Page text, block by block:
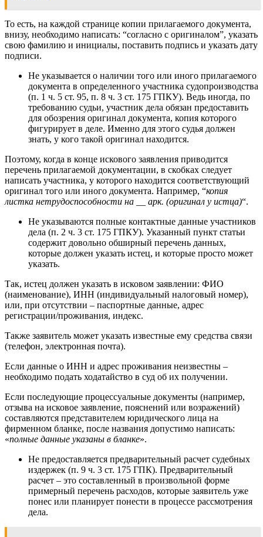
То есть, на каждой странице копии прилагаемого документа,
внизу, необходимо написать: “согласно с оригиналом”, указать
свою фамилию и инициалы, поставить подпись и указать дату
подписи.
Не указывается о наличии того или иного прилагаемого
документа в определенного участника судопроизводства
(п. 1 ч. 5 ст. 95, п. 8 ч. 3 ст. 175 ГПКУ). Ведь иногда, по
требованию судьи, участник дела обязан предоставить
для обозрения оригинал документа, копия которого
фигурирует в деле. Именно для этого судья должен
знать, у кого такой оригинал находится.
Поэтому, когда в конце искового заявления приводится
перечень прилагаемой документации, в скобках следует
написать участника, у которого находится соответствующий
оригинал того или иного документа. Например, “копия
листка нетрудоспособности на __ арк. (оригинал у истца)“.
Не указываются полные контактные данные участников
дела (п. 2 ч. 3 ст. 175 ГПКУ). Указанный пункт статьи
содержит довольно обширный перечень данных,
которые должен указать истец, и которые просто может
указать.
Так, истец должен указать в исковом заявлении: ФИО
(наименование), ИНН (индивидуальный налоговый номер),
или, при отсутствии – паспортные данные, адрес
регистрации/проживания, индекс.
Также заявитель может указать известные ему средства связи
(телефон, электронная почта).
Если данные о ИНН и адрес проживания неизвестны –
необходимо подать ходатайство в суд об их получении.
Если последующие процессуальные документы (например,
отзыва на исковое заявление, пояснений или возражений)
составляются представителем юридического лица на
фирменном бланке, после названия допустимо написать:
«полные данные указаны в бланке».
Не предоставляется предварительный расчет судебных
издержек (п. 9 ч. 3 ст. 175 ГПК). Предварительный
расчет – это составленный в произвольной форме
примерный перечень расходов, которые заявитель уже
понес или планирует понести в процессе рассмотрения
дела.